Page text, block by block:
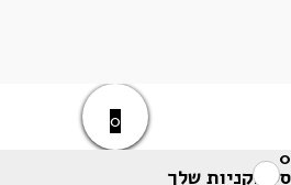
0
0
סל הקניות שלך